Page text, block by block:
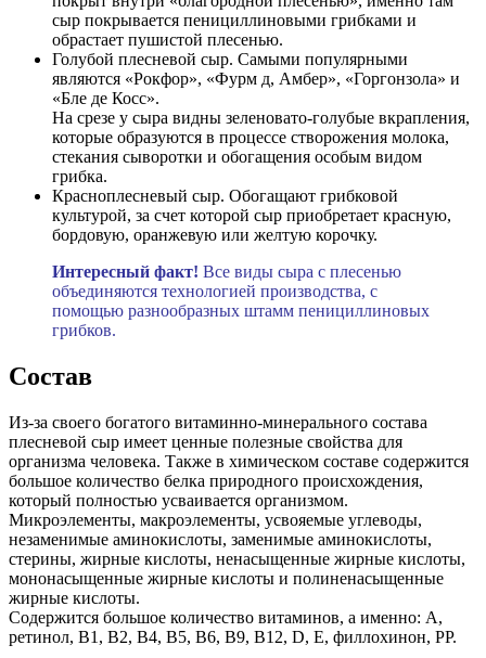
сыр покрывается пенициллиновыми грибками и
обрастает пушистой плесенью.
Голубой плесневой сыр. Самыми популярными
являются «Рокфор», «Фурм д, Амбер», «Горгонзола» и
«Бле де Косс».
На срезе у сыра видны зеленовато-голубые вкрапления,
которые образуются в процессе створожения молока,
стекания сыворотки и обогащения особым видом
грибка.
Красноплесневый сыр. Обогащают грибковой
культурой, за счет которой сыр приобретает красную,
бордовую, оранжевую или желтую корочку.
Интересный факт! Все виды сыра с плесенью
объединяются технологией производства, с
помощью разнообразных штамм пенициллиновых
грибков.
Состав
Из-за своего богатого витаминно-минерального состава
плесневой сыр имеет ценные полезные свойства для
организма человека. Также в химическом составе содержится
большое количество белка природного происхождения,
который полностью усваивается организмом.
Микроэлементы, макроэлементы, усвояемые углеводы,
незаменимые аминокислоты, заменимые аминокислоты,
стерины, жирные кислоты, ненасыщенные жирные кислоты,
мононасыщенные жирные кислоты и полиненасыщенные
жирные кислоты.
Содержится большое количество витаминов, а именно: А,
ретинол, В1, В2, В4, В5, В6, В9, В12, D, Е, филлохинон, РР.